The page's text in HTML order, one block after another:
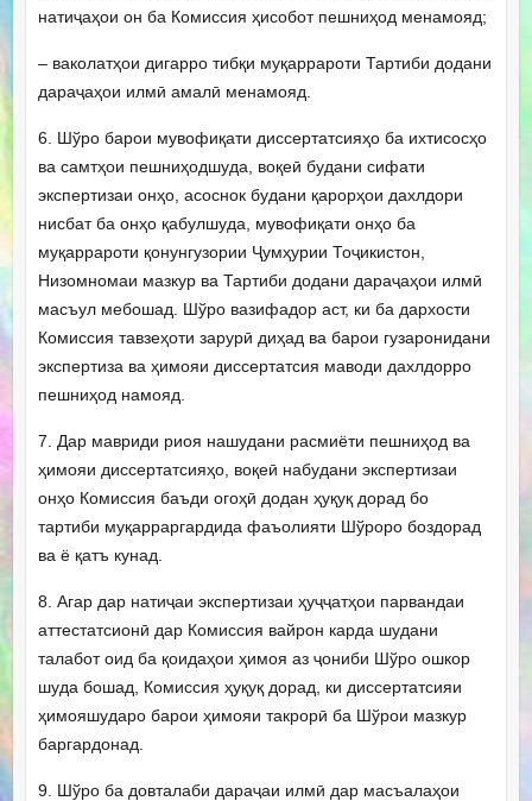
натиҷаҳои он ба Комиссия ҳисобот пешниҳод менамояд;
– ваколатҳои дигарро тибқи муқаррароти Тартиби додани
дараҷаҳои илмӣ амалӣ менамояд.
6. Шўро барои мувофиқати диссертатсияҳо ба ихтисосҳо
ва самтҳои пешниҳодшуда, воқеӣ будани сифати
экспертизаи онҳо, асоснок будани қарорҳои дахлдори
нисбат ба онҳо қабулшуда, мувофиқати онҳо ба
муқаррароти қонунгузории Ҷумҳурии Тоҷикистон,
Низомномаи мазкур ва Тартиби додани дараҷаҳои илмӣ
масъул мебошад. Шўро вазифадор аст, ки ба дархости
Комиссия тавзеҳоти зарурӣ диҳад ва барои гузаронидани
экспертиза ва ҳимояи диссертатсия маводи дахлдорро
пешниҳод намояд.
7. Дар мавриди риоя нашудани расмиёти пешниҳод ва
ҳимояи диссертатсияҳо, воқеӣ набудани экспертизаи
онҳо Комиссия баъди огоҳӣ додан ҳуқуқ дорад бо
тартиби муқарраргардида фаъолияти Шўроро боздорад
ва ё қатъ кунад.
8. Агар дар натиҷаи экспертизаи ҳуҷҷатҳои парвандаи
аттестатсионӣ дар Комиссия вайрон карда шудани
талабот оид ба қоидаҳои ҳимоя аз ҷониби Шўро ошкор
шуда бошад, Комиссия ҳуқуқ дорад, ки диссертатсияи
ҳимояшударо барои ҳимояи такрорӣ ба Шўрои мазкур
баргардонад.
9. Шўро ба довталаби дараҷаи илмӣ дар масъалаҳои